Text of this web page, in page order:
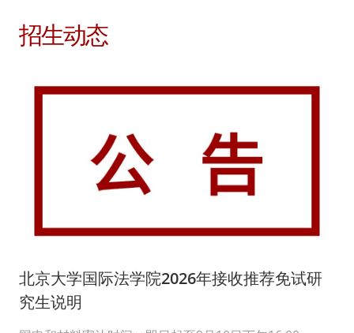
招生动态
北京大学国际法学院2026年接收推荐免试研
究生说明